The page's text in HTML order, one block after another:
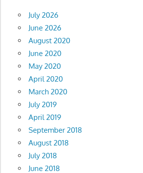
July 2026
June 2026
August 2020
June 2020
May 2020
April 2020
March 2020
July 2019
April 2019
September 2018
August 2018
July 2018
June 2018